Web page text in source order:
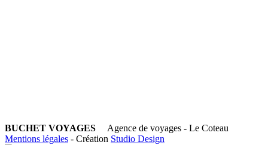
BUCHET VOYAGES
Agence de voyages - Le Coteau
Mentions légales - Création Studio Design